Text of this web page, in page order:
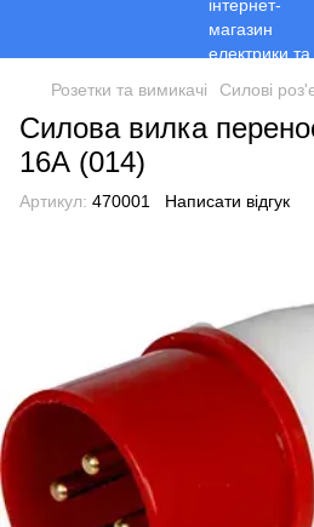
Розетки та вимикачі Силові
Силова вилка
16А (014)
Артикул: 470001 Написати відгук